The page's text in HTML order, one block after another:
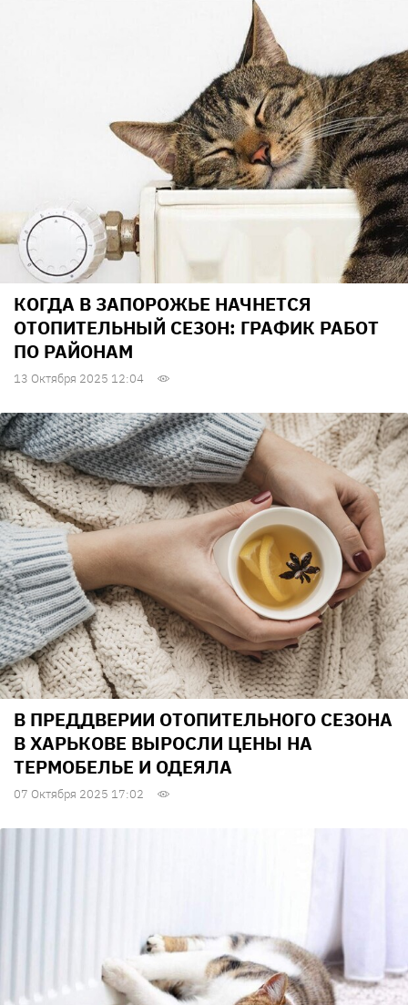
КОГДА В ЗАПОРОЖЬЕ НАЧНЕТСЯ
ОТОПИТЕЛЬНЫЙ СЕЗОН: ГРАФИК РАБОТ
ПО РАЙОНАМ
13 Октября 2025 12:04
В ПРЕДДВЕРИИ ОТОПИТЕЛЬНОГО СЕЗОНА
В ХАРЬКОВЕ ВЫРОСЛИ ЦЕНЫ НА
ТЕРМОБЕЛЬЕ И ОДЕЯЛА
07 Октября 2025 17:02